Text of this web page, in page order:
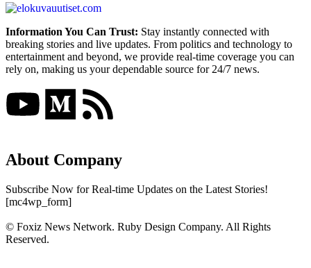
Information You Can Trust: Stay instantly connected with
breaking stories and live updates. From politics and technology to
entertainment and beyond, we provide real-time coverage you can
rely on, making us your dependable source for 24/7 news.
About Company
Subscribe Now for Real-time Updates on the Latest Stories!
[mc4wp_form]
© Foxiz News Network. Ruby Design Company. All Rights
Reserved.